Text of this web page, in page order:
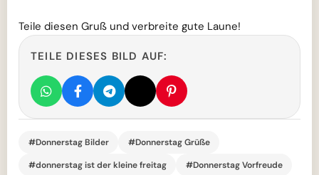
Teile diesen Gruß und verbreite gute Laune!
TEILE DIESES BILD AUF:
#Donnerstag Bilder
#Donnerstag Grüße
#donnerstag ist der kleine freitag
#Donnerstag Vorfreude